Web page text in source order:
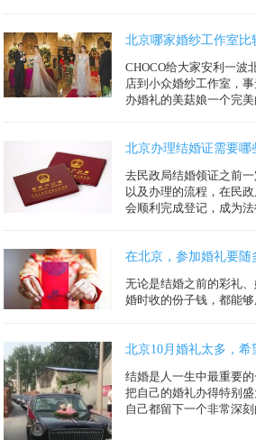
北京哪家婚纱工作室比
CHOCO给大家安利一波
店到小众婚纱工作室，
办婚礼的美菇娘一个完
北京办理结婚证需要哪
去民政局结婚领证之前
以及办理的流程，在民
会顺利完成登记，成为
在北京，参加婚礼要随
无论是结婚之前的彩礼
婚时收的份子钱，都能
北京10月婚礼太多，
结婚是人一生中最重要
把自己的婚礼办得特别
自己都留下一个非常深